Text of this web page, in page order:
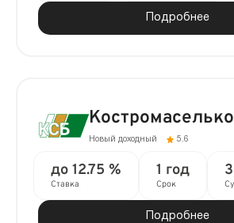
Подробнее
Новый доходный 5.6
до 12.75 %
Ставка
1 год
Срок
Подробнее